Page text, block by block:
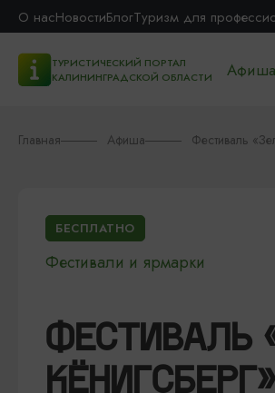
О насНовостиБлогТуризм для
ТУРИСТИЧЕСКИЙ ПОРТАЛ
КАЛИНИНГРАДСКОЙ ОБЛАСТИ
Афиша
Главная Афиша Фестиваль
БЕСПЛАТНО
Фестивали и ярмарки
ФЕСТИВАЛЬ
КЁНИГСБЕРГ»